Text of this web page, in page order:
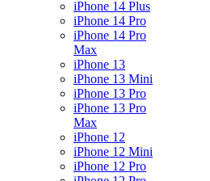
iPhone 14 Plus
iPhone 14 Pro
iPhone 14 Pro
Max
iPhone 13
iPhone 13 Mini
iPhone 13 Pro
iPhone 13 Pro
Max
iPhone 12
iPhone 12 Mini
iPhone 12 Pro